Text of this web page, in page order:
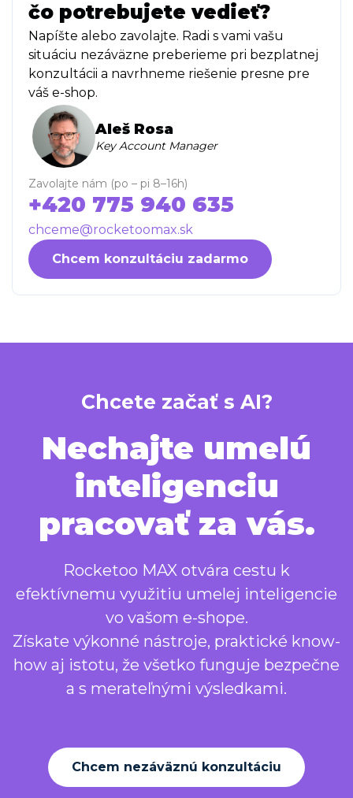
čo potrebujete vedieť?
Napíšte alebo zavolajte. Radi s vami vašu
situáciu nezáväzne preberieme pri bezplatnej
konzultácii a navrhneme riešenie presne pre
váš e-shop.
Aleš Rosa
Key Account Manager
Zavolajte nám (po – pi 8–16h)
+420 775 940 635
chceme@rocketoomax.sk
Chcem konzultáciu zadarmo
Chcete začať s AI?
Nechajte umelú
inteligenciu
pracovať za vás.
Rocketoo MAX otvára cestu k
efektívnemu využitiu umelej inteligencie
vo vašom e-shope.
Získate výkonné nástroje, praktické know-
how aj istotu, že všetko funguje bezpečne
a s merateľnými výsledkami.
Chcem nezáväznú konzultáciu